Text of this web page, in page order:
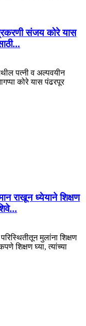
संजय कोरे यास
पत्नी व अल्पवयीन
कोरे यास पंढरपूर
राखून ध्येयाने शिक्षण
मुलांना शिक्षण
शिक्षण घ्या, त्यांच्या